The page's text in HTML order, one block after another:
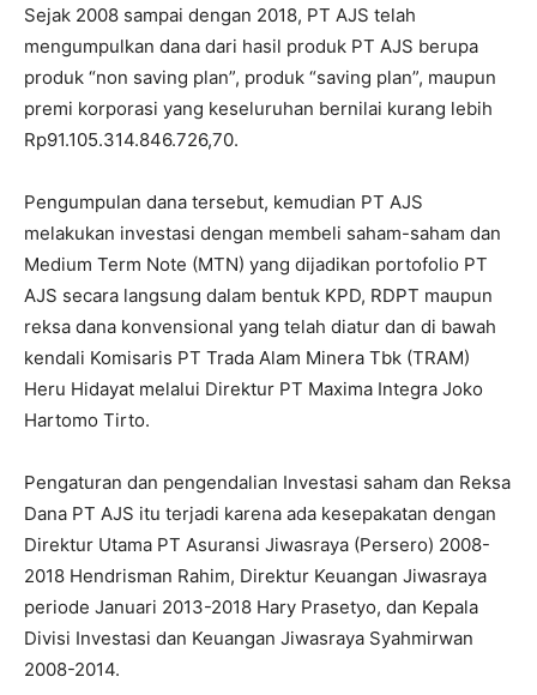
Sejak 2008 sampai dengan 2018, PT AJS telah
mengumpulkan dana dari hasil produk PT AJS berupa
produk “non saving plan”, produk “saving plan”, maupun
premi korporasi yang keseluruhan bernilai kurang lebih
Rp91.105.314.846.726,70.
Pengumpulan dana tersebut, kemudian PT AJS
melakukan investasi dengan membeli saham-saham dan
Medium Term Note (MTN) yang dijadikan portofolio PT
AJS secara langsung dalam bentuk KPD, RDPT maupun
reksa dana konvensional yang telah diatur dan di bawah
kendali Komisaris PT Trada Alam Minera Tbk (TRAM)
Heru Hidayat melalui Direktur PT Maxima Integra Joko
Hartomo Tirto.
Pengaturan dan pengendalian Investasi saham dan Reksa
Dana PT AJS itu terjadi karena ada kesepakatan dengan
Direktur Utama PT Asuransi Jiwasraya (Persero) 2008-
2018 Hendrisman Rahim, Direktur Keuangan Jiwasraya
periode Januari 2013-2018 Hary Prasetyo, dan Kepala
Divisi Investasi dan Keuangan Jiwasraya Syahmirwan
2008-2014.